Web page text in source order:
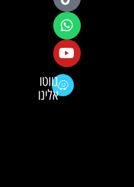
נווטו
אלינו